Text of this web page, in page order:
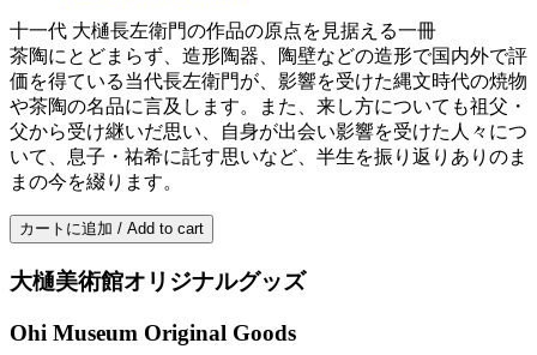
十一代 大樋長左衛門の作品の原点を見据える一冊
茶陶にとどまらず、造形陶器、陶壁などの造形で国内外で評
価を得ている当代長左衛門が、影響を受けた縄文時代の焼物
や茶陶の名品に言及します。また、来し方についても祖父・
父から受け継いだ思い、自身が出会い影響を受けた人々につ
いて、息子・祐希に託す思いなど、半生を振り返りありのま
まの今を綴ります。
カートに追加 / Add to cart
大樋美術館オリジナルグッズ
Ohi Museum Original Goods